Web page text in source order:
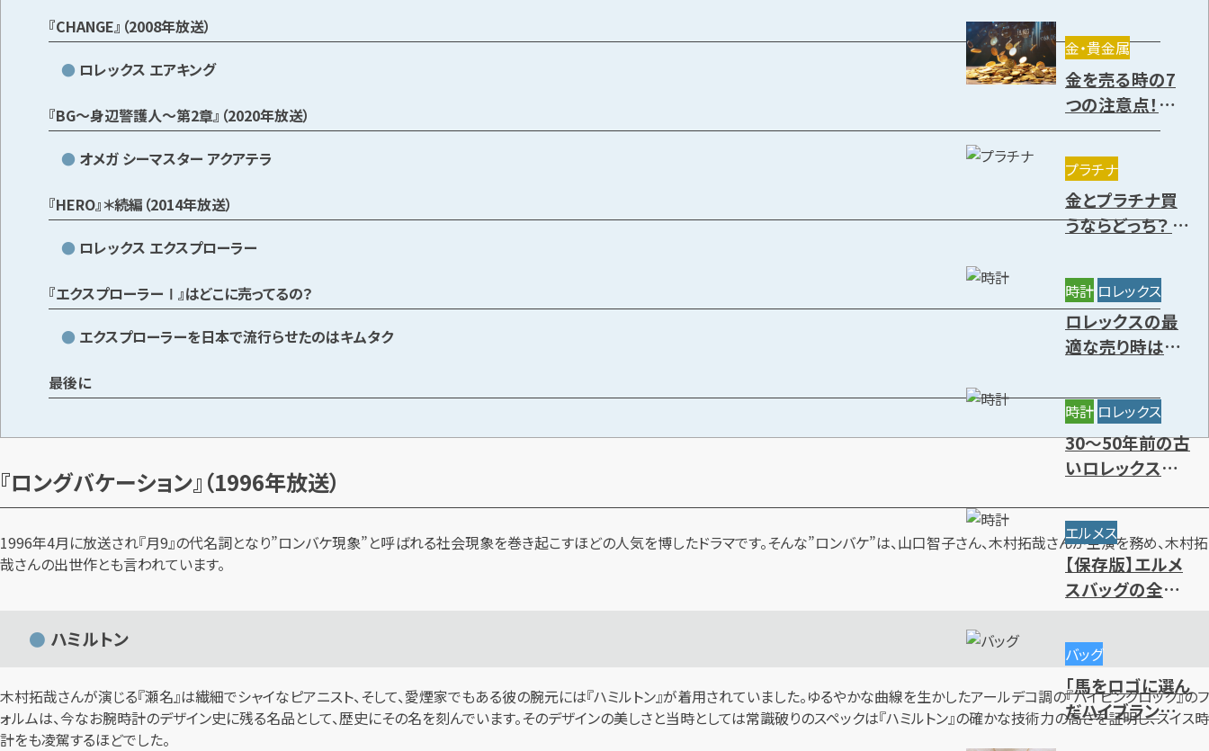
『CHANGE』（2008年放送）
ロレックス エアキング
『BG〜身辺警護人〜第2章』（2020年放送）
オメガ シーマスター アクアテラ
『HERO』＊続編（2014年放送）
ロレックス エクスプローラー
『エクスプローラーⅠ』はどこに売ってるの？
エクスプローラーを日本で流行らせたのはキムタク
最後に
『ロングバケーション』（1996年放送）
1996年4月に放送され『月9』の代名詞となり”ロンバケ現象”と呼ばれる社会現象を巻き起こすほどの人気を博したドラマです。そんな”ロンバケ”は、山口智子さん、木村拓哉さんが主演を務め、木村拓
哉さんの出世作とも言われています。
ハミルトン
木村拓哉さんが演じる『瀬名』は繊細でシャイなピアニスト、そして、愛煙家でもある彼の腕元には『ハミルトン』が着用されていました。ゆるやかな曲線を生かしたアールデコ調の『パイピングロック』のフ
ォルムは、今なお腕時計のデザイン史に残る名品として、歴史にその名を刻んでいます。そのデザインの美しさと当時としては常識破りのスペックは『ハミルトン』の確かな技術力の高さを証明し、スイス時
計をも凌駕するほどでした。
金・貴金属
金を売る時の7
つの注意点！売り
方や高く売却で
きる種類を解説
プラチナ
金とプラチナ買
うならどっち？ 特
い・今後の資産
価値を解説
時計 ロレックス
ロレックスの最
適な売り時はい
と高価買取時期
7選
時計 ロレックス
30～50年前の古
いロレックスに
代別の買取相場
や高価買取のコ
ツ
エルメス
【保存版】エルメ
スバッグの全種
廃盤モデル～レ
ディース・メンズ
まで一挙紹介
バッグ
「馬をロゴに選ん
だハイブランド」